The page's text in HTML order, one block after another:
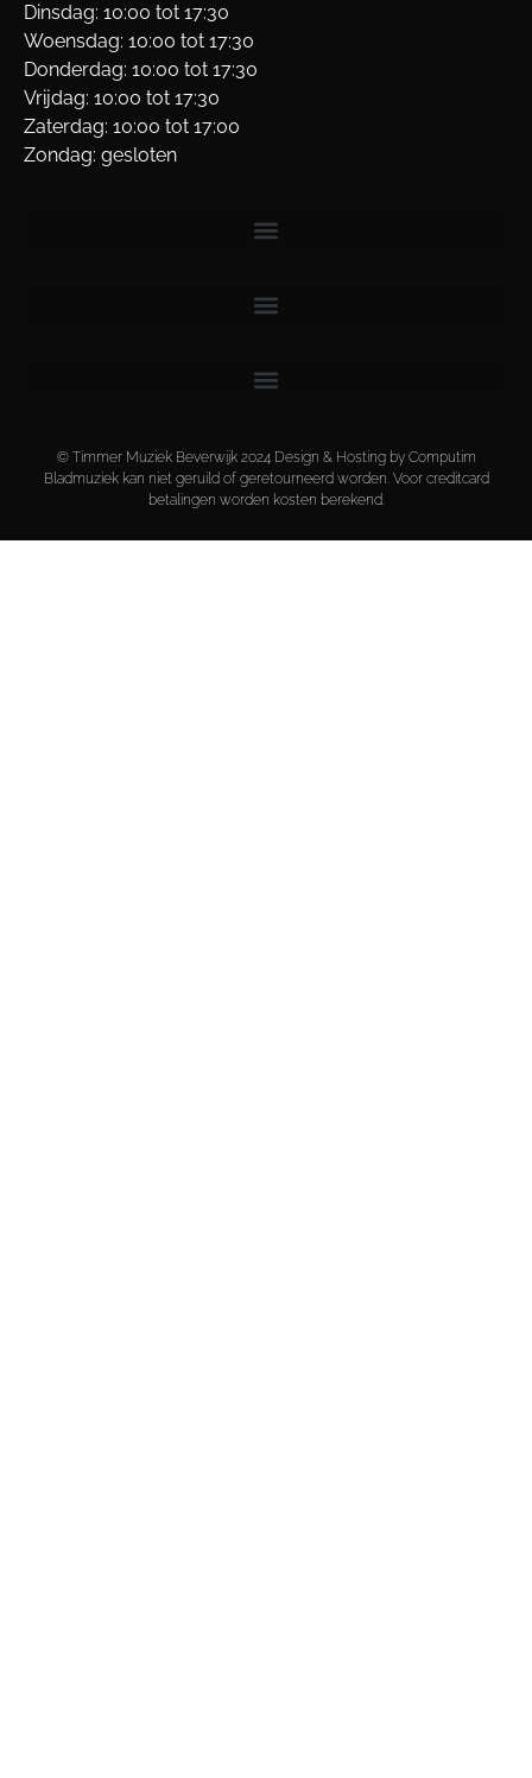
Dinsdag: 10:00 tot 17:30
Woensdag: 10:00 tot 17:30
Donderdag: 10:00 tot 17:30
Vrijdag: 10:00 tot 17:30
Zaterdag: 10:00 tot 17:00
Zondag: gesloten
© Timmer Muziek Beverwijk 2024 Design & Hosting by Computim
Bladmuziek kan niet geruild of geretourneerd worden. Voor creditcard
betalingen worden kosten berekend.